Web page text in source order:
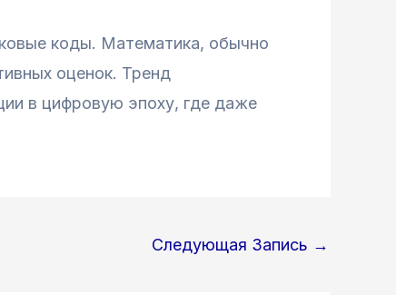
коды. Математика, обычно
оценок. Тренд
в цифровую эпоху, где даже
Следующая Запись →